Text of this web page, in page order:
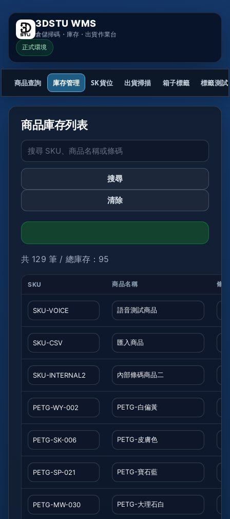
3DSTU WMS
倉儲掃碼・庫存・出貨作業台
正式環境
商品查詢 庫存管理 SK貨位 出貨掃描 箱子標籤 標籤測試
商品庫存列表
搜尋
清除
共 129 筆 / 總庫存：95
SKU 商品名稱 條碼